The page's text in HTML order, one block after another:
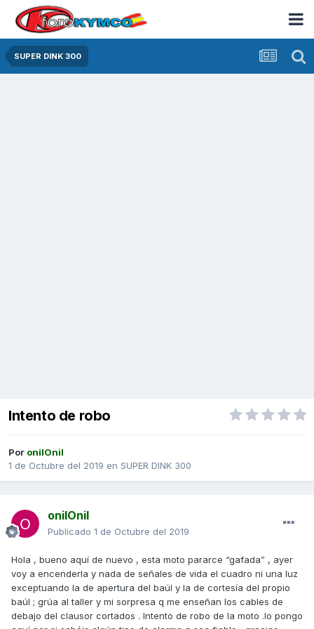
SUPER DINK 300
Intento de robo
Por onilOnil
1 de Octubre del 2019 en SUPER DINK 300
onilOnil
Publicado 1 de Octubre del 2019
Hola , bueno aquí de nuevo , esta moto pararce “gafada” , ayer
voy a encenderla y nada de señales de vida el cuadro ni una luz
exceptuando la de apertura del baúl y la de cortesía del propio
baúl ; grúa al taller y mi sorpresa q me enseñan los cables de
debajo del clausor cortados . Intento de robo de la moto .lo pongo